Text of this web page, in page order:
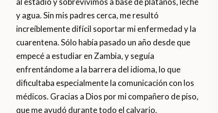
y agua. Sin mis padres cerca, me resultó
increíblemente difícil soportar mi enfermedad y la
cuarentena. Sólo había pasado un año desde que
empecé a estudiar en Zambia, y seguía
enfrentándome a la barrera del idioma, lo que
dificultaba especialmente la comunicación con los
médicos. Gracias a Dios por mi compañero de piso,
que me ayudó durante todo el calvario.